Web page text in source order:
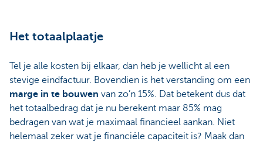
Het totaalplaatje
Tel je alle kosten bij elkaar, dan heb je wellicht al een
stevige eindfactuur. Bovendien is het verstanding om een
marge in te bouwen van zo’n 15%. Dat betekent dus dat
het totaalbedrag dat je nu berekent maar 85% mag
bedragen van wat je maximaal financieel aankan. Niet
helemaal zeker wat je financiële capaciteit is? Maak dan